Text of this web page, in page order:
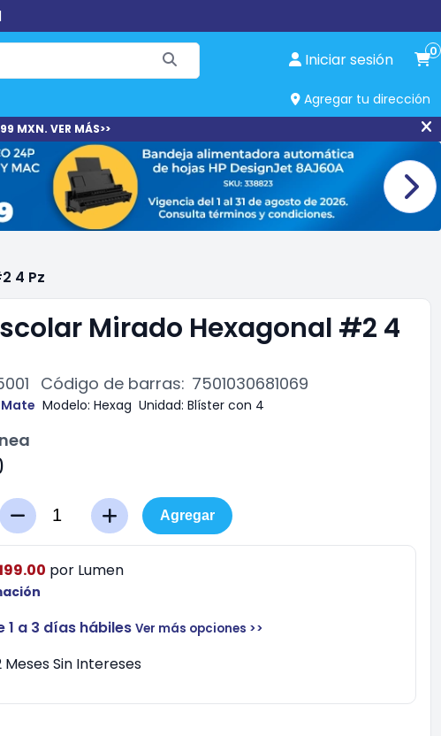
|
Iniciar sesión 0
Agregar tu dirección
MXN. VER MÁS>>
4 Pz
Mirado Hexagonal #2 4
Código de barras: 7501030681069
Modelo: Hexag Unidad: Blíster con 4
Agregar
por Lumen
1 a 3 días hábiles Ver más opciones >>
Meses Sin Intereses